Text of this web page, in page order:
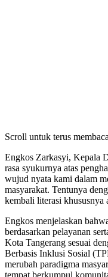
Scroll untuk terus membaca
Engkos Zarkasyi, Kepala
rasa syukurnya atas
wujud nyata kami dalam
masyarakat. Tentunya
kembali literasi khususnya
Engkos menjelaskan
berdasarkan pelayanan
Kota Tangerang sesuai
Berbasis Inklusi Sosial
merubah paradigma